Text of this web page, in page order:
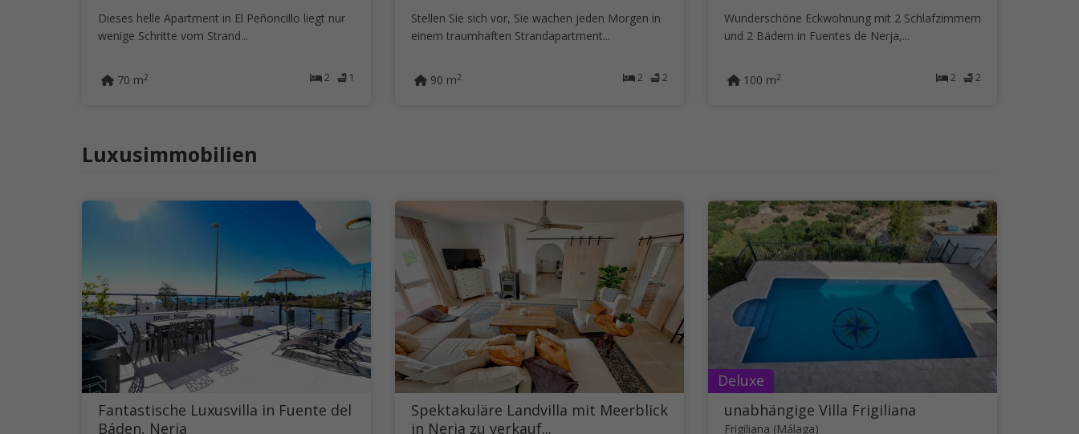
Dieses helle Apartment in El Peñoncillo liegt nur
wenige Schritte vom Strand...
2 1
70 m2
Stellen Sie sich vor, Sie wachen jeden Morgen in
einem traumhaften Strandapartment...
2 2
90 m2
Wunderschöne Eckwohnung mit 2 Schlafzimmern
und 2 Bädern in Fuentes de Nerja,...
2 2
100 m2
Luxusimmobilien
Fantastische Luxusvilla in Fuente del
Báden, Nerja
Spektakuläre Landvilla mit Meerblick
in Nerja zu verkauf...
Deluxe
unabhängige Villa Frigiliana
Frigiliana (Málaga)